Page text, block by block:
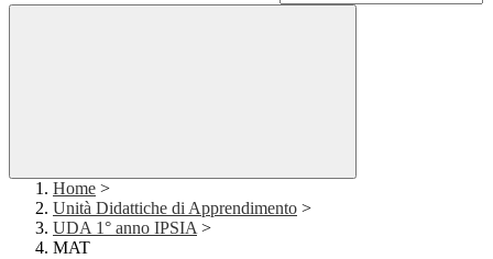
Home >
Unità Didattiche di Apprendimento >
UDA 1° anno IPSIA >
MAT